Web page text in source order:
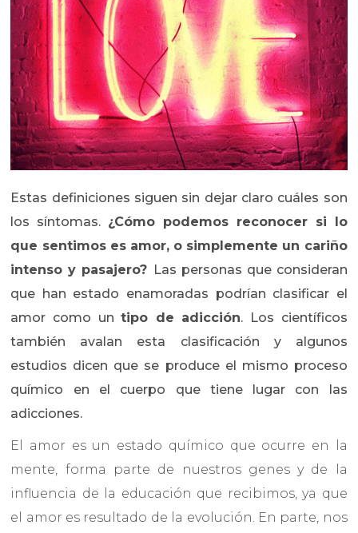
Estas definiciones siguen sin dejar claro cuáles son
los síntomas. ¿Cómo podemos reconocer si lo
que sentimos es amor, o simplemente un cariño
intenso y pasajero? Las personas que consideran
que han estado enamoradas podrían clasificar el
amor como untipo de adicción. Los científicos
también avalan esta clasificación y algunos
estudios dicen que se produce el mismo proceso
químico en el cuerpo que tiene lugar con las
adicciones.
El amor es un estado químico que ocurre en la
mente, forma parte de nuestros genes y de la
influencia de la educación que recibimos, ya que
el amor es resultado de la evolución. En parte, nos